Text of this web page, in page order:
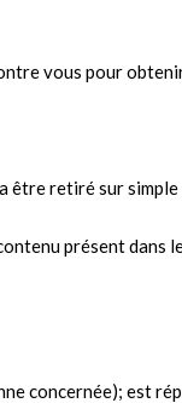
vous pour
retiré sur simple
présent dans
concernée); est